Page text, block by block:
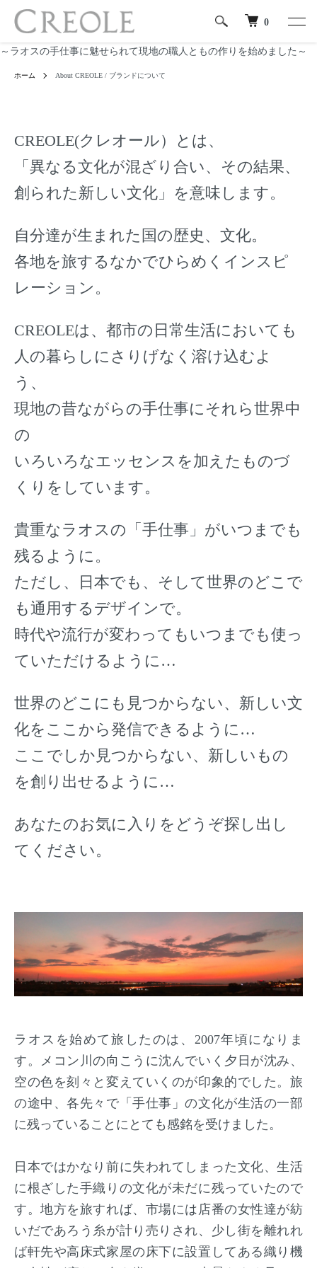
～ラオスの手仕事に魅せられて現地の職人ともの作りを始めました～
0
ホーム About CREOLE / ブランドについて
CREOLE(クレオール）とは、
「異なる文化が混ざり合い、その結果、
創られた新しい文化」を意味します。
自分達が生まれた国の歴史、文化。
各地を旅するなかでひらめくインスピ
レーション。
CREOLEは、都市の日常生活においても
人の暮らしにさりげなく溶け込むよ
う、
現地の昔ながらの手仕事にそれら世界中
の
いろいろなエッセンスを加えたものづ
くりをしています。
貴重なラオスの「手仕事」がいつまでも
残るように。
ただし、日本でも、そして世界のどこで
も通用するデザインで。
時代や流行が変わってもいつまでも使っ
ていただけるように…
世界のどこにも見つからない、新しい文
化をここから発信できるように…
ここでしか見つからない、新しいもの
を創り出せるように…
あなたのお気に入りをどうぞ探し出し
てください。
ラオスを始めて旅したのは、2007年頃になりま
す。メコン川の向こうに沈んでいく夕日が沈み、
空の色を刻々と変えていくのが印象的でした。旅
の途中、各先々で「手仕事」の文化が生活の一部
に残っていることにとても感銘を受けました。
日本ではかなり前に失われてしまった文化、生活
に根ざした手織りの文化が未だに残っていたので
す。地方を旅すれば、市場には店番の女性達が紡
いだであろう糸が計り売りされ、少し街を離れれ
ば軒先や高床式家屋の床下に設置してある織り機